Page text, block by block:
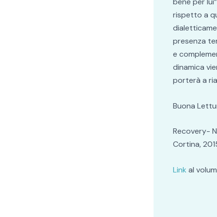
rispetto a
presenza
e
dinamica
porterà a
Buona
Recovery-
Cortina,
Link al